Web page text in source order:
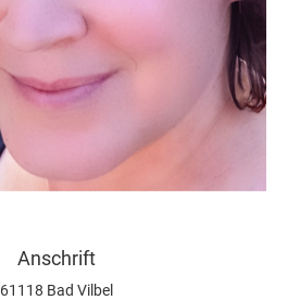
Anschrift
61118 Bad Vilbel